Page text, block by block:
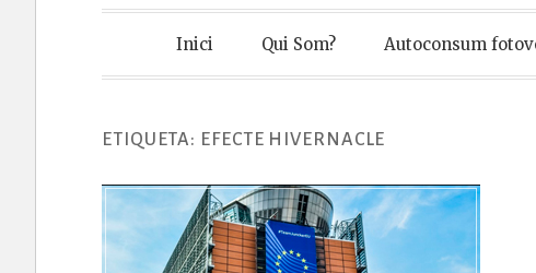
Cecot
Inici Qui Som? Autoconsum
ETIQUETA: EFECTE HIVERNACLE